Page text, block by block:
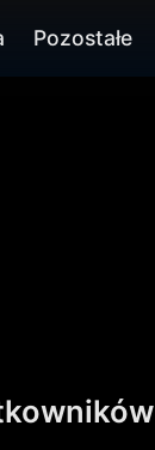
Pozostałe